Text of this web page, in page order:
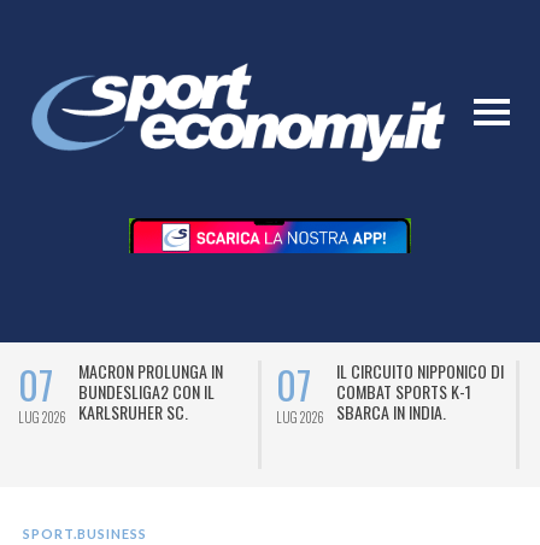
07
LUG 2026
MACRON PROLUNGA IN
BUNDESLIGA2 CON IL
KARLSRUHER SC.
07
LUG 2026
IL CIRCUITO NIPPONICO DI
COMBAT SPORTS K-1
SBARCA IN INDIA.
SPORT.BUSINESS